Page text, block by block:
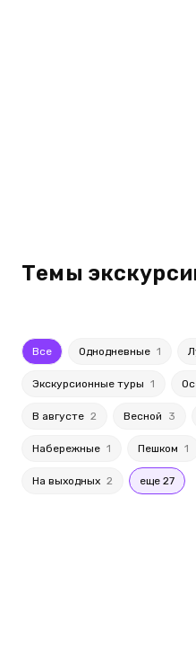
Темы
Все Однодневные 1
Экскурсионные туры 1
В августе 2 Весной 3
Набережные 1 Пешком 1
На выходных 2 еще 27